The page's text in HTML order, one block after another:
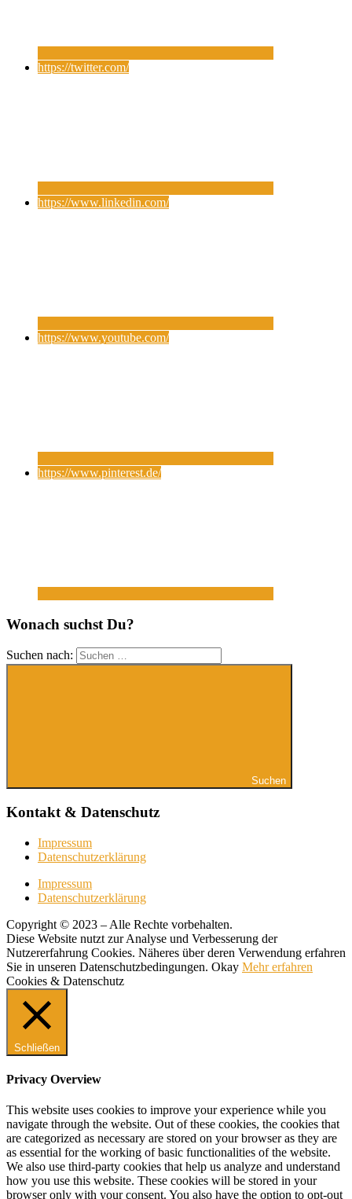
https://twitter.com/
https://www.linkedin.com/
https://www.youtube.com/
https://www.pinterest.de/
Wonach suchst Du?
Suchen nach:
Suchen
Kontakt & Datenschutz
Impressum
Datenschutzerklärung
Impressum
Datenschutzerklärung
Copyright © 2023 – Alle Rechte vorbehalten.
Diese Website nutzt zur Analyse und Verbesserung der
Nutzererfahrung Cookies. Näheres über deren Verwendung erfahren
Sie in unseren Datenschutzbedingungen. Okay Mehr erfahren
Cookies & Datenschutz
Schließen
Privacy Overview
This website uses cookies to improve your experience while you
navigate through the website. Out of these cookies, the cookies that
are categorized as necessary are stored on your browser as they are
as essential for the working of basic functionalities of the website.
We also use third-party cookies that help us analyze and understand
how you use this website. These cookies will be stored in your
browser only with your consent. You also have the option to opt-out